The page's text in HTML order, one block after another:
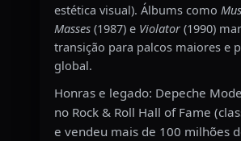
estética visual). Álbums como
Masses(1987) e Violator(1990)
transição para palcos maiores e
global.
Honras e legado: Depeche
no Rock & Roll Hall of Fame
e vendeu mais de 100 milhões